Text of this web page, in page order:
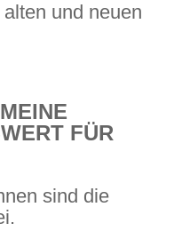
und neuen
FÜR
sind die